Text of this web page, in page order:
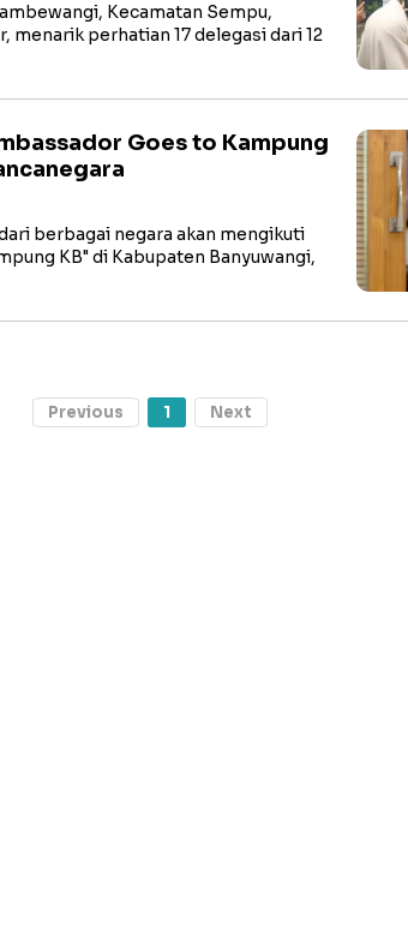
Kecamatan Sempu,
menarik perhatian 17 delegasi dari 12
Goes to Kampung
berbagai negara akan mengikuti
KB" di Kabupaten Banyuwangi,
Previous 1 Next